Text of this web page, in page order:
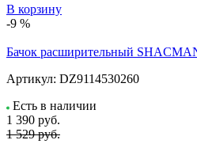
В корзину
-9 %
Бачок расширительный
Артикул: DZ9114530260
Есть в наличии
1 390 руб.
1 529 руб.